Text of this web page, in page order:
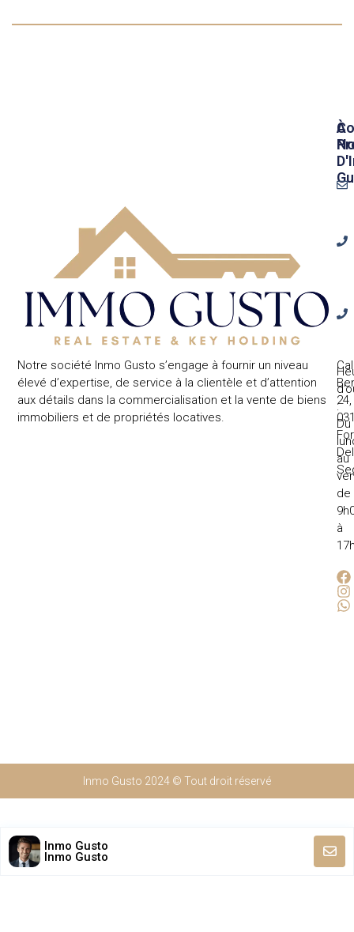
Notre société Inmo Gusto s’engage à fournir un niveau
élevé d’expertise, de service à la clientèle et d’attention
aux détails dans la commercialisation et la vente de biens
immobiliers et de propriétés locatives.
À
:
Du
au
de
à
24,
Del
Inmo Gusto 2024 © Tout droit réservé
Inmo Gusto
Inmo Gusto